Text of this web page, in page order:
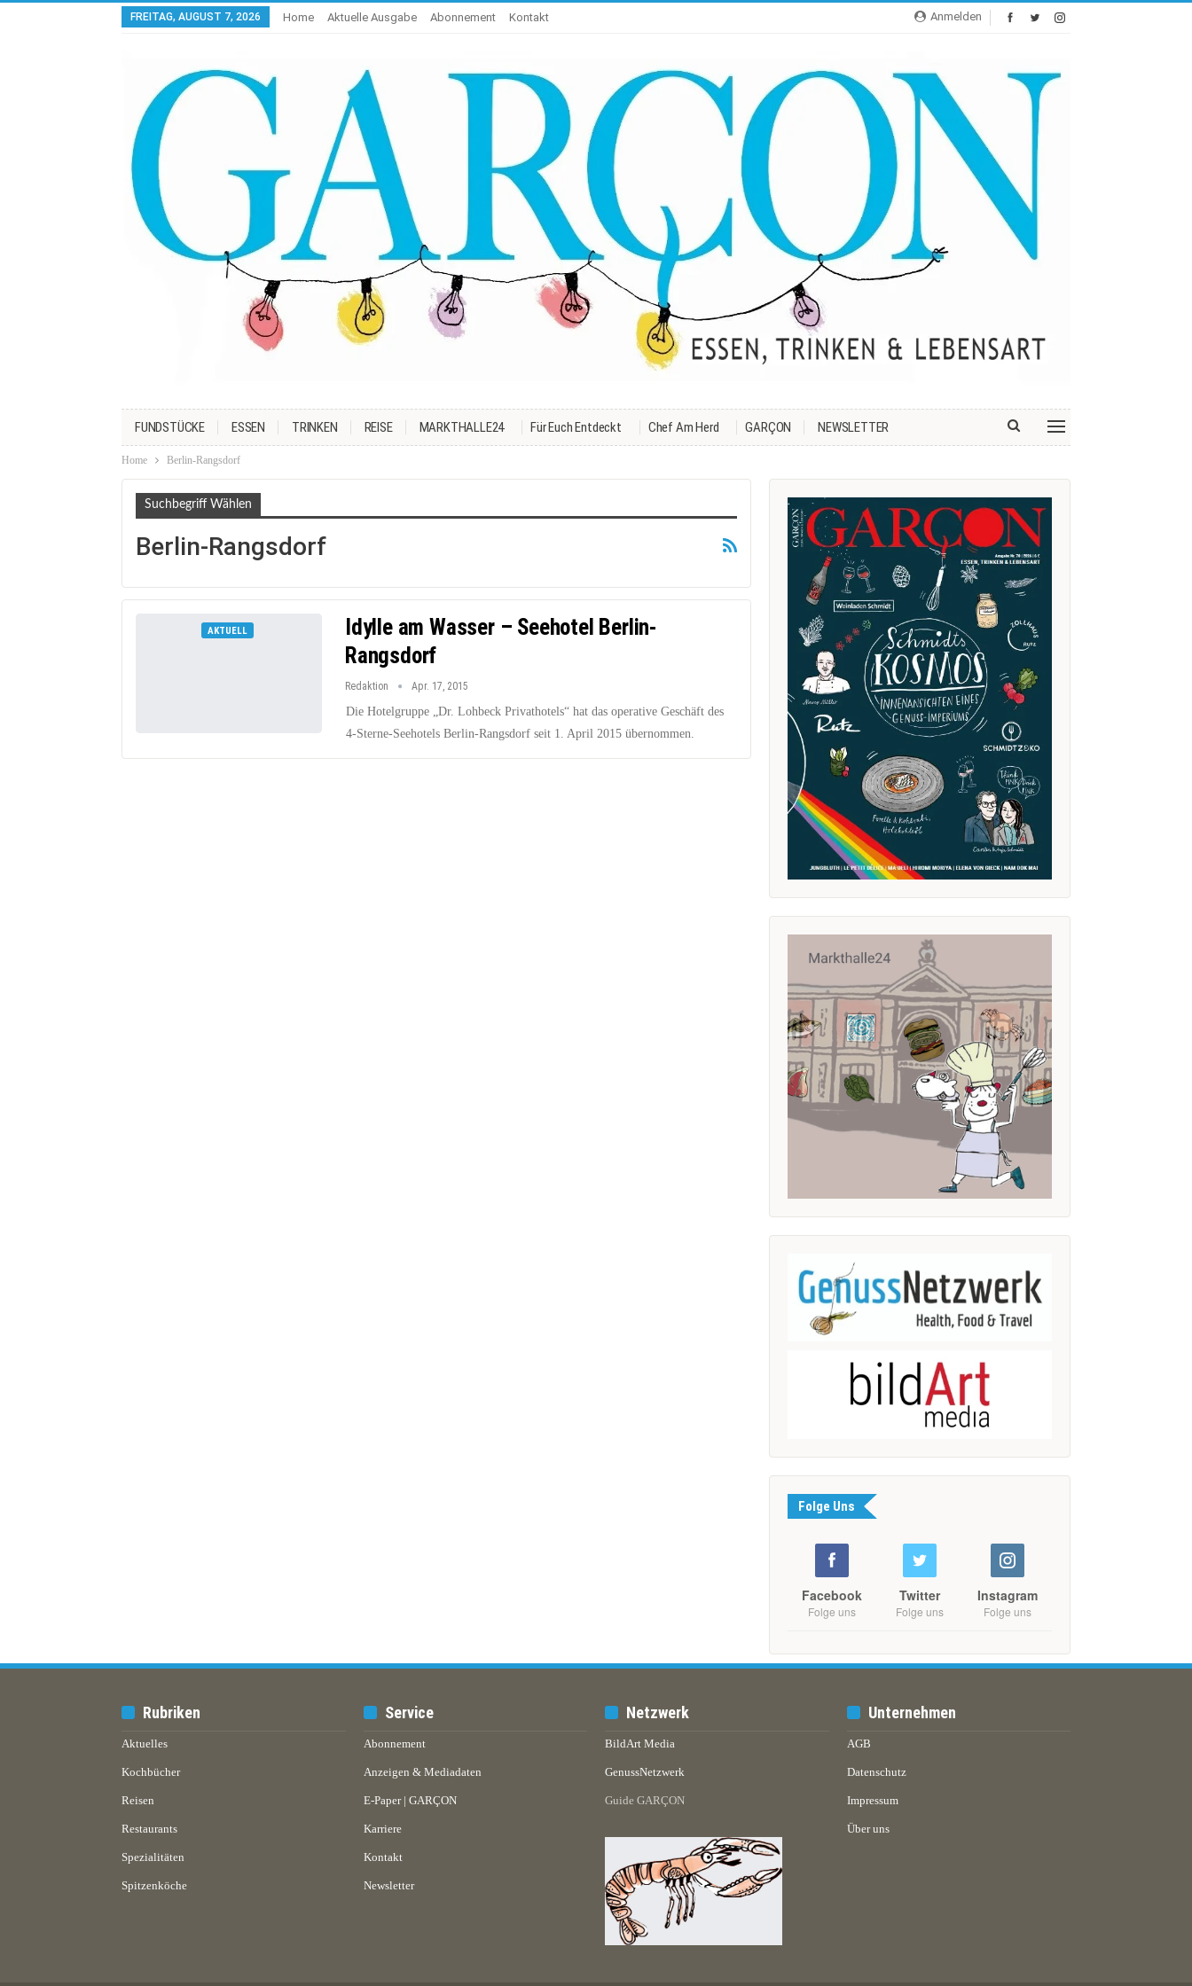
Anmelden
FREITAG, AUGUST 7, 2026 Home Aktuelle Ausgabe Abonnement Kontakt
FUNDSTÜCKE ESSEN TRINKEN REISE MARKTHALLE24 Für Euch Entdeckt Chef Am Herd GARÇON NEWSLETTER
Home Berlin-Rangsdorf
Suchbegriff Wählen
Berlin-Rangsdorf
AKTUELL
Idylle am Wasser – Seehotel Berlin-
Rangsdorf
Redaktion Apr. 17, 2015
Die Hotelgruppe „Dr. Lohbeck Privathotels“ hat das operative Geschäft des
4-Sterne-Seehotels Berlin-Rangsdorf seit 1. April 2015 übernommen.
Folge Uns
Facebook
Folge uns
Twitter
Folge uns
Instagram
Folge uns
Rubriken
Aktuelles
Kochbücher
Reisen
Restaurants
Spezialitäten
Spitzenköche
Service
Abonnement
Anzeigen & Mediadaten
E-Paper | GARÇON
Karriere
Kontakt
Newsletter
Netzwerk
BildArt Media
GenussNetzwerk
Guide GARÇON
Unternehmen
AGB
Datenschutz
Impressum
Über uns